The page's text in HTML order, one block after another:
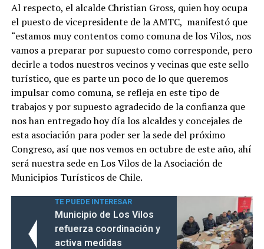
Al respecto, el alcalde Christian Gross, quien hoy ocupa
el puesto de vicepresidente de la AMTC, manifestó que
“estamos muy contentos como comuna de los Vilos, nos
vamos a preparar por supuesto como corresponde, pero
decirle a todos nuestros vecinos y vecinas que este sello
turístico, que es parte un poco de lo que queremos
impulsar como comuna, se refleja en este tipo de
trabajos y por supuesto agradecido de la confianza que
nos han entregado hoy día los alcaldes y concejales de
esta asociación para poder ser la sede del próximo
Congreso, así que nos vemos en octubre de este año, ahí
será nuestra sede en Los Vilos de la Asociación de
Municipios Turísticos de Chile.
TE PUEDE INTERESAR
Municipio de Los Vilos
refuerza coordinación y
activa medidas